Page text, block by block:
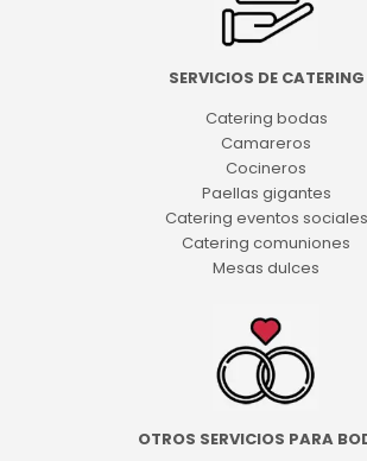
SERVICIOS DE CATERING
Catering bodas
Camareros
Cocineros
Paellas gigantes
Catering eventos sociales
Catering comuniones
Mesas dulces
OTROS SERVICIOS PARA